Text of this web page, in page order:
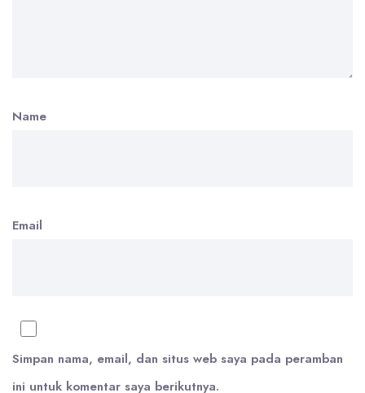
Name
Email
Simpan nama, email, dan situs web saya pada peramban
ini untuk komentar saya berikutnya.